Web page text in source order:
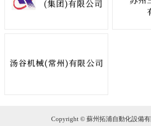
Copyright © 蘇州拓浦自動化設備